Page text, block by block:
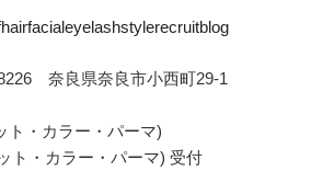
hairfacialeyelashstylerecruitblog
奈良県奈良市小西町29-1
ト・カラー・パーマ)
ト・カラー・パーマ) 受付